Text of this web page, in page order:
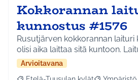
Kokkorannan
kunnostus #1576
Rusutjärven kokkorannan laituri
olisi aika laittaa sitä kuntoon.
Arvioitavana